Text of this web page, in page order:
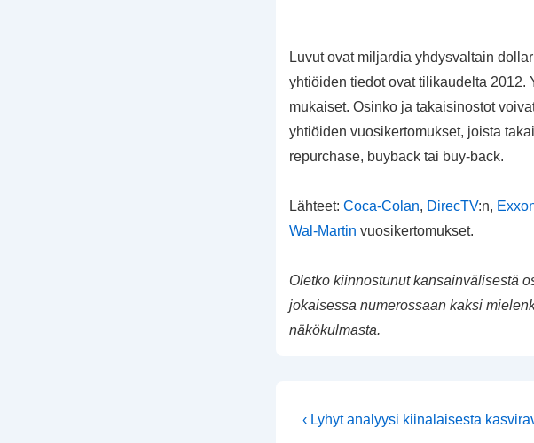
Luvut ovat miljardia yhdysvaltain
yhtiöiden tiedot ovat tilikaudelta 2012.
mukaiset. Osinko ja takaisinostot
yhtiöiden vuosikertomukset, joista
repurchase, buyback tai buy-back.
Lähteet: Coca-Colan, DirecTV:n,
Wal-Martin vuosikertomukset.
Oletko kiinnostunut kansainvälisestä
jokaisessa numerossaan kaksi
näkökulmasta.
Artikkelien
Edellinen
‹ Lyhyt analyysi kiinalaisesta